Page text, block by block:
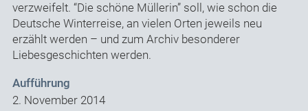
verzweifelt. “Die schöne Müllerin” soll, wie schon die
Deutsche Winterreise, an vielen Orten jeweils neu
erzählt werden – und zum Archiv besonderer
Liebesgeschichten werden.
Aufführung
2. November 2014